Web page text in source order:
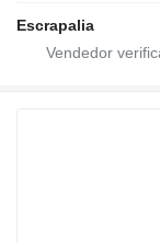
Escrapalia